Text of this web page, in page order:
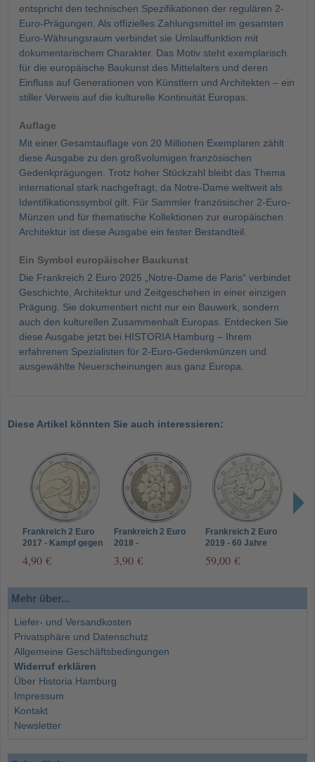
entspricht den technischen Spezifikationen der regulären 2-
Euro-Prägungen. Als offizielles Zahlungsmittel im gesamten
Euro-Währungsraum verbindet sie Umlauffunktion mit
dokumentarischem Charakter. Das Motiv steht exemplarisch
für die europäische Baukunst des Mittelalters und deren
Einfluss auf Generationen von Künstlern und Architekten – ein
stiller Verweis auf die kulturelle Kontinuität Europas.
Auflage
Mit einer Gesamtauflage von 20 Millionen Exemplaren zählt
diese Ausgabe zu den großvolumigen französischen
Gedenkprägungen. Trotz hoher Stückzahl bleibt das Thema
international stark nachgefragt, da Notre-Dame weltweit als
Identifikationssymbol gilt. Für Sammler französischer 2-Euro-
Münzen und für thematische Kollektionen zur europäischen
Architektur ist diese Ausgabe ein fester Bestandteil.
Ein Symbol europäischer Baukunst
Die Frankreich 2 Euro 2025 „Notre-Dame de Paris“ verbindet
Geschichte, Architektur und Zeitgeschehen in einer einzigen
Prägung. Sie dokumentiert nicht nur ein Bauwerk, sondern
auch den kulturellen Zusammenhalt Europas. Entdecken Sie
diese Ausgabe jetzt bei HISTORIA Hamburg – Ihrem
erfahrenen Spezialisten für 2-Euro-Gedenkmünzen und
ausgewählte Neuerscheinungen aus ganz Europa.
Diese Artikel könnten Sie auch interessieren:
Frankreich 2 Euro
2017 - Kampf gegen
Rose"
4,90 €
Frankreich 2 Euro
2018 -
Kornblume
3,90 €
Frankreich 2 Euro
2019 - 60 Jahre
59,00 €
Mehr über...
Liefer- und Versandkosten
Privatsphäre und Datenschutz
Allgemeine Geschäftsbedingungen
Widerruf erklären
Über Historia Hamburg
Impressum
Kontakt
Newsletter